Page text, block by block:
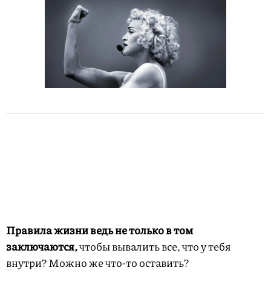
Правила жизни ведь не только в том
заключаются,чтобы вывалить все, что у тебя
внутри? Можно же что-то оставить?